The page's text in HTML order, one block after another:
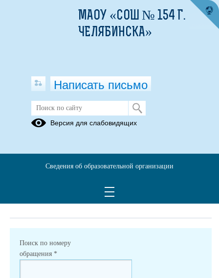
Обращения граждан
режиме при подаче обращения через электронную форму. Номер
указывали при подаче обращения в электронной форме.
Поиск по номеру
обращения *
МАОУ «СОШ № 154 Г.
ЧЕЛЯБИНСКА»
Написать письмо
Версия для слабовидящих
Сведения об образовательной организации